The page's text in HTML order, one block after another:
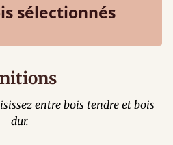
sélectionnés
entre bois tendre et bois
dur.